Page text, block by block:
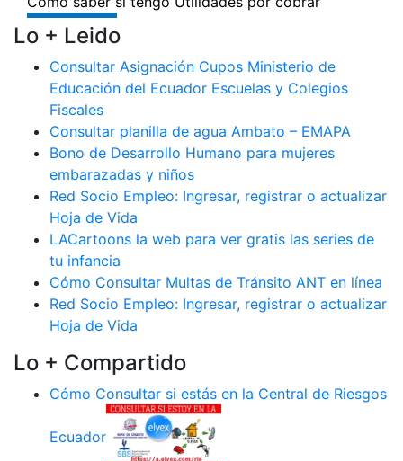
Lo + Leido
Consultar Asignación Cupos Ministerio de
Educación del Ecuador Escuelas y Colegios
Fiscales
Consultar planilla de agua Ambato – EMAPA
Bono de Desarrollo Humano para mujeres
embarazadas y niños
Red Socio Empleo: Ingresar, registrar o actualizar
Hoja de Vida
LACartoons la web para ver gratis las series de
tu infancia
Cómo Consultar Multas de Tránsito ANT en línea
Red Socio Empleo: Ingresar, registrar o actualizar
Hoja de Vida
Lo + Compartido
Cómo Consultar si estás en la Central de Riesgos
Ecuador